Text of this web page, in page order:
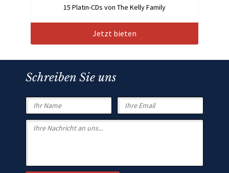
15 Platin-CDs von The Kelly Family
Jetzt bieten
Schreiben Sie uns